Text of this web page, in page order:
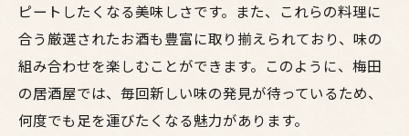
ピートしたくなる美味しさです。また、これらの料理に
合う厳選されたお酒も豊富に取り揃えられており、味の
組み合わせを楽しむことができます。このように、梅田
の居酒屋では、毎回新しい味の発見が待っているため、
何度でも足を運びたくなる魅力があります。